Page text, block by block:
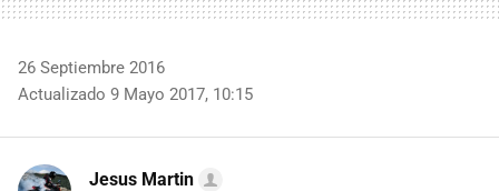
26 Septiembre 2016
Actualizado 9 Mayo 2017, 10:15
Jesus Martin